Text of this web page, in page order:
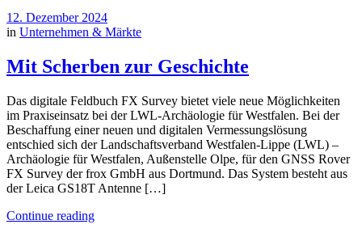
12. Dezember 2024
in Unternehmen & Märkte
Mit Scherben zur Geschichte
Das digitale Feldbuch FX Survey bietet viele neue Möglichkeiten
im Praxiseinsatz bei der LWL-Archäologie für Westfalen. Bei der
Beschaffung einer neuen und digitalen Vermessungslösung
entschied sich der Landschaftsverband Westfalen-Lippe (LWL) –
Archäologie für Westfalen, Außenstelle Olpe, für den GNSS Rover
FX Survey der frox GmbH aus Dortmund. Das System besteht aus
der Leica GS18T Antenne […]
Continue reading